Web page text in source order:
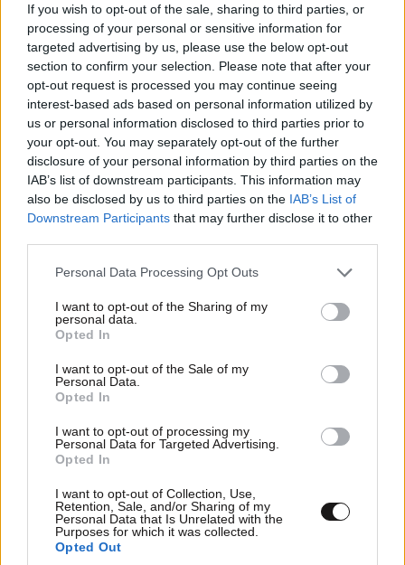
If you wish to opt-out of the sale, sharing to third parties, or
processing of your personal or sensitive information for
targeted advertising by us, please use the below opt-out
section to confirm your selection. Please note that after your
opt-out request is processed you may continue seeing
interest-based ads based on personal information utilized by
us or personal information disclosed to third parties prior to
your opt-out. You may separately opt-out of the further
disclosure of your personal information by third parties on the
IAB’s list of downstream participants. This information may
also be disclosed by us to third parties on the IAB’s List of
Downstream Participants that may further disclose it to other
Please note that this website/app uses one or more Google
not limited to your visit or usage behaviour. You may click to
grant or deny consent to Google and its third-party tags to
use your data for below specified purposes in below Google
consent section.
Personal Data Processing Opt Outs
I want to opt-out of the Sharing of my
personal data.
Opted In
I want to opt-out of the Sale of my
Personal Data.
Opted In
I want to opt-out of processing my
Personal Data for Targeted Advertising.
Opted In
I want to opt-out of Collection, Use,
Retention, Sale, and/or Sharing of my
Personal Data that Is Unrelated with the
Purposes for which it was collected.
Opted Out
έδαφος στη δημόσια συζήτηση.
Ο υπουργός
Επικρατείας, Άκης Σκέρτσος, επεσήμανε μέσω
ανάρτησής του: «Ξεκίνησαν από «κυβέρνηση
παιδοβιαστών», πέρασαν στην «κυβέρνηση
λαθρεμπόρων’» και τώρα πλέον μιλούν ευθέως για
«κυβέρνηση δολοφόνων». Με επικεφαλής αυτής της
«εγκληματικής συμμορίας» τον ίδιο τον
Πρωθυπουργό της χώρας. Αρκετά! Σωπάστε και
σεβαστείτε επιτέλους τον ανείπωτο πόνο αυτών που
τη δουλειά της και να οδηγήσει την υπόθεση αυτή,
που μας πονάει όλους βαθιά, στη δικαστική αίθουσα
και τον φυσικό δικαστή, που είναι ο μόνος που έχει
αρμοδιότητα να κρίνει και να αποδώσει ευθύνες. Δεν
θα λυγίσουμε ούτε και θα επιτρέψουμε στις
«όχι σε όλα και ναι στο τίποτα», να κρατήσουν ξανά
τη χώρα πίσω».
Επικοινωνιακή στρατηγική και
επόμενες κινήσεις